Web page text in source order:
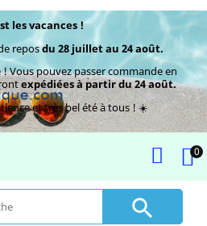
les vacances !
reposdu 28 juillet au 24 août.
Vous pouvez passer commande en
expédiées à partir du 24 août.
et très bel été à tous ! ☀️
0
